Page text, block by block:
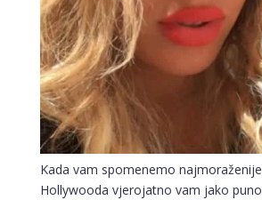
Kada vam spomenemo
Hollywooda vjerojatno vam jako